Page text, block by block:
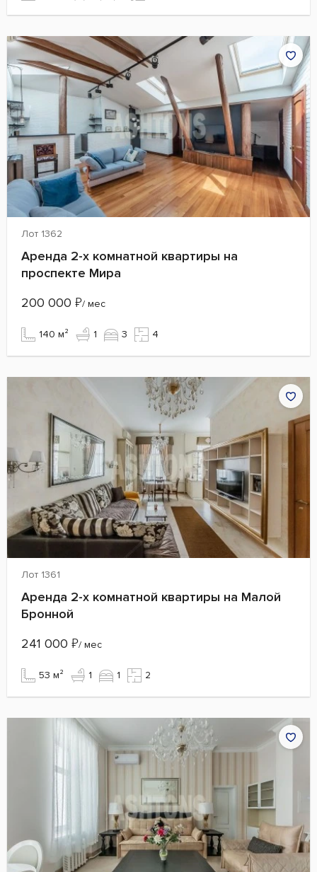
Лот 1362
Аренда 2-х комнатной квартиры на
проспекте Мира
200 000 ₽/ мес
140 м² 1 3 4
Лот 1361
Аренда 2-х комнатной квартиры на Малой
Бронной
241 000 ₽/ мес
53 м² 1 1 2